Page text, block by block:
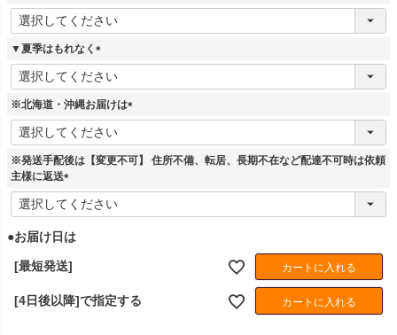
(
必
▼夏季はもれなく
(
必
須
※北海道・沖縄お届けは
(
須
※発送手配後は【変更不可】 住所不備、転居、長期不在など配達不可時は依頼
主様に返送
(
必
)
●お届け日は
[最短発送] カートに入れる
[4日後以降]で指定する カートに入れる